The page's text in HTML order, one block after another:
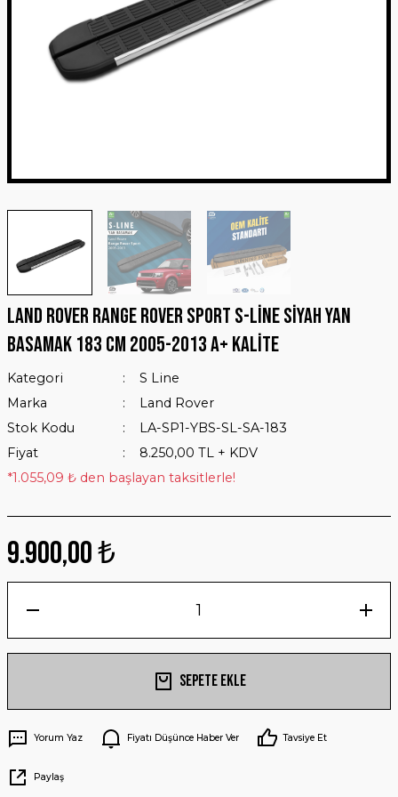
Land Rover Range Rover Sport S-Line Siyah Yan
Basamak 183 Cm 2005-2013 A+ Kalite
Kategori
S Line
Marka
Land Rover
Stok Kodu
LA-SP1-YBS-SL-SA-183
Fiyat
8.250,00 TL + KDV
*1.055,09 ₺ den başlayan taksitlerle!
9.900,00 ₺
Sepete Ekle
Yorum Yaz Fiyatı Düşünce Haber Ver Tavsiye Et
Paylaş